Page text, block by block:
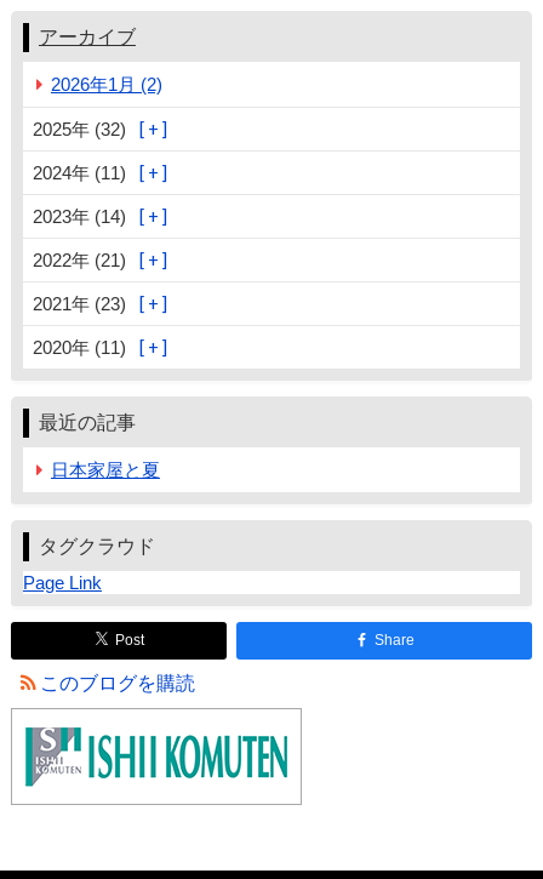
アーカイブ
2026年1月 (2)
2025年 (32)
2024年 (11)
2023年 (14)
2022年 (21)
2021年 (23)
2020年 (11)
最近の記事
日本家屋と夏
タグクラウド
Page Link
Post Share
このブログを購読